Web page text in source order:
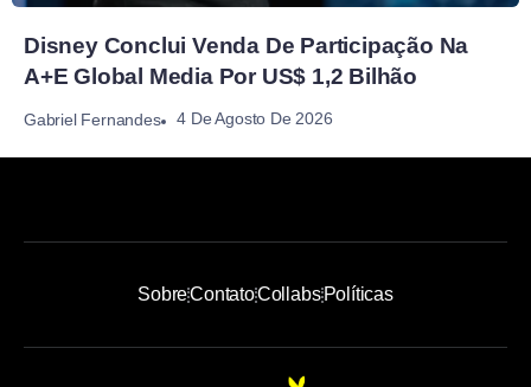
Disney Conclui Venda De Participação Na
A+E Global Media Por US$ 1,2 Bilhão
Gabriel Fernandes 4 De Agosto De 2026
SobreContatoCollabsPolíticas